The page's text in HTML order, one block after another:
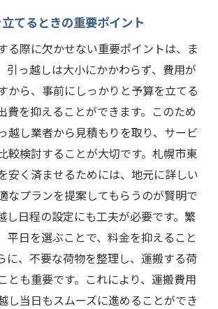
てるときの重要ポイント
る際に欠かせない重要ポイントは、ま
引っ越しは大小にかかわらず、費用が
から、事前にしっかりと予算を立てる
費を抑えることができます。このため
越し業者から見積もりを取り、サービ
較検討することが大切です。札幌市東
安く済ませるためには、地元に詳しい
なプランを提案してもらうのが賢明で
し日程の設定にも工夫が必要です。繁
平日を選ぶことで、料金を抑えること
に、不要な荷物を整理し、運搬する荷
とも重要です。これにより、運搬費用
し当日もスムーズに進めることができ